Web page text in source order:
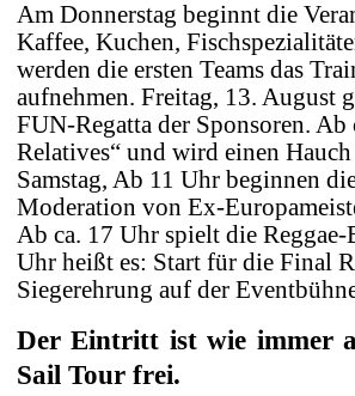
Am Donnerstag beginnt die
Kaffee, Kuchen,
werden die ersten Teams das
aufnehmen. Freitag, 13. August
FUN-Regatta der Sponsoren.
Relatives“ und wird einen
Samstag, Ab 11 Uhr beginnen
Moderation von Ex-
Ab ca. 17 Uhr spielt die
Uhr heißt es: Start für die Final
Siegerehrung auf der
Der Eintritt ist wie immer
Sail Tour frei.